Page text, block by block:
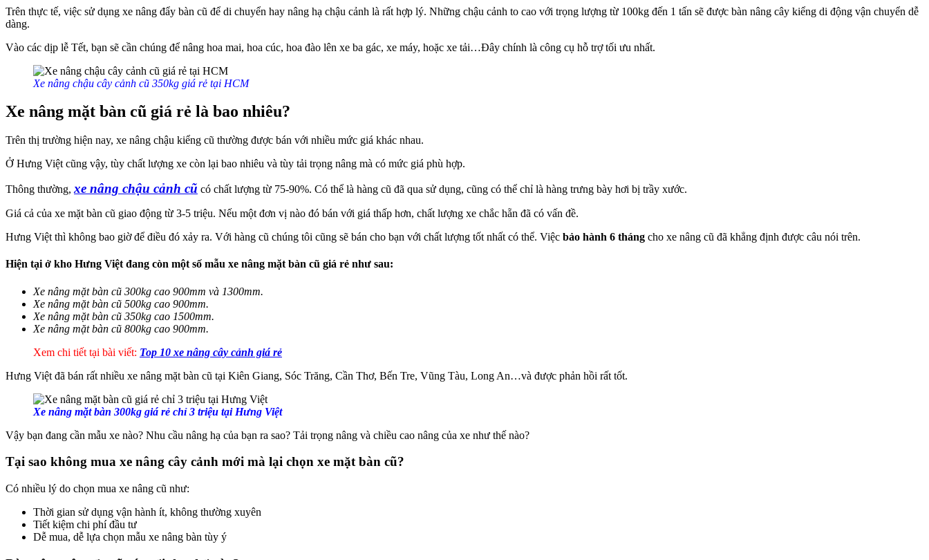
Trên thực tế, việc sử dụng xe nâng đẩy bàn cũ để di chuyển hay nâng hạ chậu cảnh là rất hợp lý. Những chậu cảnh to cao với trọng lượng từ 100kg đến 1 tấn sẽ được bàn nâng cây kiểng di động vận chuyển dễ
dàng.
Vào các dịp lễ Tết, bạn sẽ cần chúng để nâng hoa mai, hoa cúc, hoa đào lên xe ba gác, xe máy, hoặc xe tải…Đây chính là công cụ hỗ trợ tối ưu nhất.
Xe nâng chậu cây cảnh cũ 350kg giá rẻ tại HCM
Xe nâng mặt bàn cũ giá rẻ là bao nhiêu?
Trên thị trường hiện nay, xe nâng chậu kiểng cũ thường được bán với nhiều mức giá khác nhau.
Ở Hưng Việt cũng vậy, tùy chất lượng xe còn lại bao nhiêu và tùy tải trọng nâng mà có mức giá phù hợp.
Thông thường, xe nâng chậu cảnh cũ có chất lượng từ 75-90%. Có thể là hàng cũ đã qua sử dụng, cũng có thể chỉ là hàng trưng bày hơi bị trầy xước.
Giá cả của xe mặt bàn cũ giao động từ 3-5 triệu. Nếu một đơn vị nào đó bán với giá thấp hơn, chất lượng xe chắc hẵn đã có vấn đề.
Hưng Việt thì không bao giờ để điều đó xảy ra. Với hàng cũ chúng tôi cũng sẽ bán cho bạn với chất lượng tốt nhất có thể. Việc bảo hành 6 tháng cho xe nâng cũ đã khẳng định được câu nói trên.
Hiện tại ở kho Hưng Việt đang còn một số mẫu xe nâng mặt bàn cũ giá rẻ như sau:
Xe nâng mặt bàn cũ 300kg cao 900mm và 1300mm.
Xe nâng mặt bàn cũ 500kg cao 900mm.
Xe nâng mặt bàn cũ 350kg cao 1500mm.
Xe nâng mặt bàn cũ 800kg cao 900mm.
Xem chi tiết tại bài viết: Top 10 xe nâng cây cảnh giá rẻ
Hưng Việt đã bán rất nhiều xe nâng mặt bàn cũ tại Kiên Giang, Sóc Trăng, Cần Thơ, Bến Tre, Vũng Tàu, Long An…và được phản hồi rất tốt.
Xe nâng mặt bàn 300kg giá rẻ chỉ 3 triệu tại Hưng Việt
Vậy bạn đang cần mẫu xe nào? Nhu cầu nâng hạ của bạn ra sao? Tải trọng nâng và chiều cao nâng của xe như thế nào?
Tại sao không mua xe nâng cây cảnh mới mà lại chọn xe mặt bàn cũ?
Có nhiều lý do chọn mua xe nâng cũ như:
Thời gian sử dụng vận hành ít, không thường xuyên
Tiết kiệm chi phí đầu tư
Dễ mua, dễ lựa chọn mẫu xe nâng bàn tùy ý